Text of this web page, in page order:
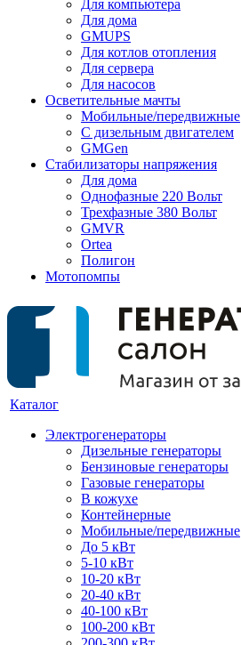
Для компьютера
Для дома
GMUPS
Для котлов отопления
Для сервера
Для насосов
Осветительные мачты
Мобильные/передвижные
С дизельным двигателем
GMGen
Стабилизаторы напряжения
Для дома
Однофазные 220 Вольт
Трехфазные 380 Вольт
GMVR
Ortea
Полигон
Мотопомпы
Каталог
Электрогенераторы
Дизельные генераторы
Бензиновые генераторы
Газовые генераторы
В кожухе
Контейнерные
Мобильные/передвижные
До 5 кВт
5-10 кВт
10-20 кВт
20-40 кВт
40-100 кВт
100-200 кВт